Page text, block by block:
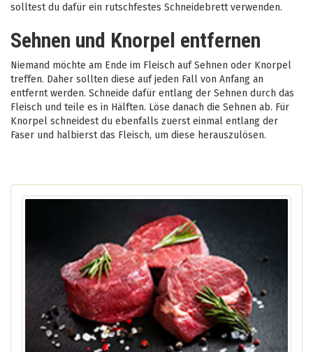
solltest du dafür ein rutschfestes Schneidebrett verwenden.
Sehnen und Knorpel entfernen
Niemand möchte am Ende im Fleisch auf Sehnen oder Knorpel
treffen. Daher sollten diese auf jeden Fall von Anfang an
entfernt werden. Schneide dafür entlang der Sehnen durch das
Fleisch und teile es in Hälften. Löse danach die Sehnen ab. Für
Knorpel schneidest du ebenfalls zuerst einmal entlang der
Faser und halbierst das Fleisch, um diese herauszulösen.